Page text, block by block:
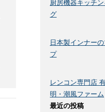
厨房機器キッチ
グ
日本製インナー
プ
レンコン専門店
明・潮風ファーム
最近の投稿